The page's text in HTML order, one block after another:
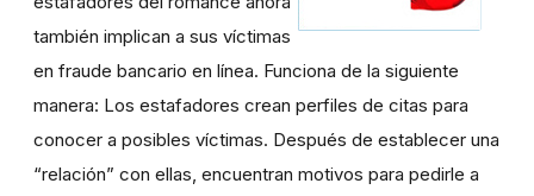
también implican a sus víctimas
en fraude bancario en línea. Funciona de la siguiente
manera: Los estafadores crean perfiles de citas para
conocer a posibles víctimas. Después de establecer una
“relación” con ellas, encuentran motivos para pedirle a